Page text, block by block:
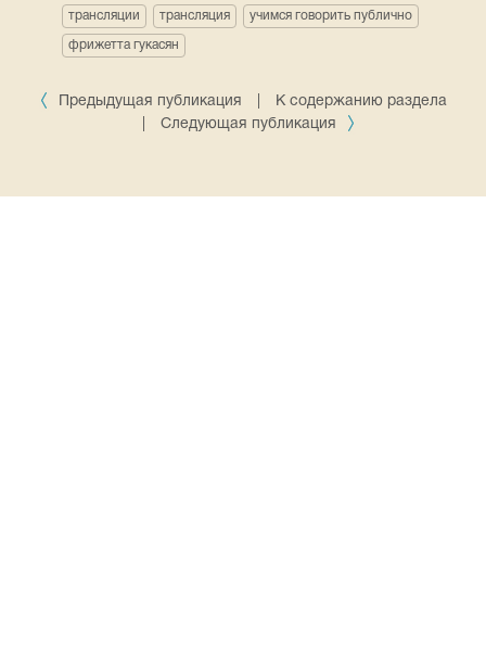
трансляции трансляция учимся говорить публично
фрижетта гукасян
Предыдущая публикация
К содержанию раздела
Следующая публикация